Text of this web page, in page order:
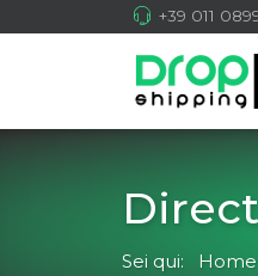
+39 011
Sei qui: Home